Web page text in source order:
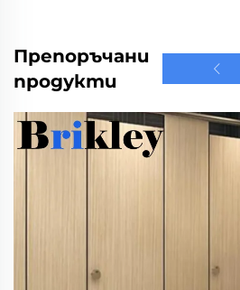
Препоръчани
продукти